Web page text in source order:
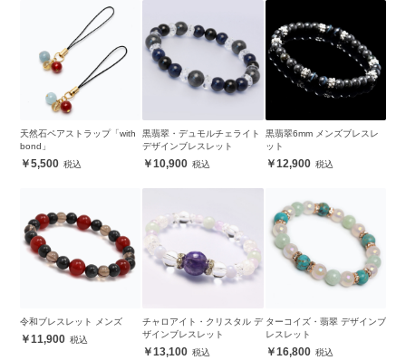
天然石ペアストラップ「with
bond」
5,500
黒翡翠・デュモルチェライト
デザインブレスレット
10,900
黒翡翠6mm メンズブレスレ
ット
12,900
令和ブレスレット メンズ
11,900
チャロアイト・クリスタル デ
ザインブレスレット
13,100
ターコイズ・翡翠 デザインブ
レスレット
16,800